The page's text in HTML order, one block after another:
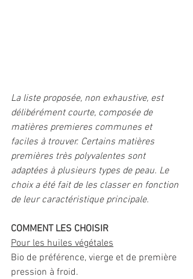
La liste proposée, non exhaustive, est
délibérément courte, composée de
matières premieres communes et
faciles à trouver. Certains matières
premières très polyvalentes sont
adaptées à plusieurs types de peau. Le
choix a été fait de les classer en fonction
de leur caractéristique principale.
COMMENT LES CHOISIR
Pour les huiles végétales
Bio de préférence, vierge et de première
pression à froid.